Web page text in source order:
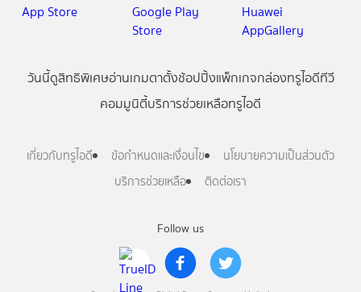
Follow us
วันนี้ดูสิทธิพิเศษอ่านเกมตาตั้งช้อปปิ้งแพ็กเกจกล่องทรูไอดีทีวี
คอมมูนิตี้บริการช่วยเหลือทรูไอดี
เกี่ยวกับทรูไอดี ข้อกำหนดและเงื่อนไข
นโยบายความเป็นส่วนตัว
บริการช่วยเหลือ
ติดต่อเรา